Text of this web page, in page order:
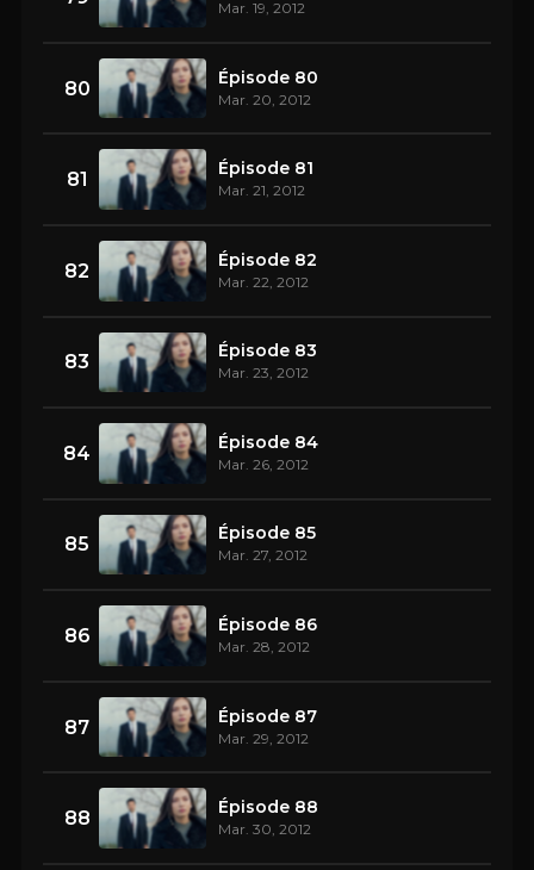
Mar. 19, 2012
80 Épisode 80
Mar. 20, 2012
81 Épisode 81
Mar. 21, 2012
82 Épisode 82
Mar. 22, 2012
83 Épisode 83
Mar. 23, 2012
84 Épisode 84
Mar. 26, 2012
85 Épisode 85
Mar. 27, 2012
86 Épisode 86
Mar. 28, 2012
87 Épisode 87
Mar. 29, 2012
88 Épisode 88
Mar. 30, 2012